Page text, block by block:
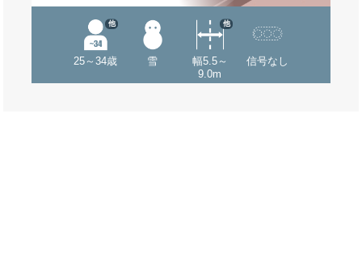
25～34歳
他
雪
幅5.5～
9.0m
他
信号なし